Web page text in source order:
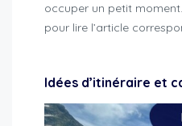
occuper un petit moment.
pour lire l’article
Idées d’itinéraire et